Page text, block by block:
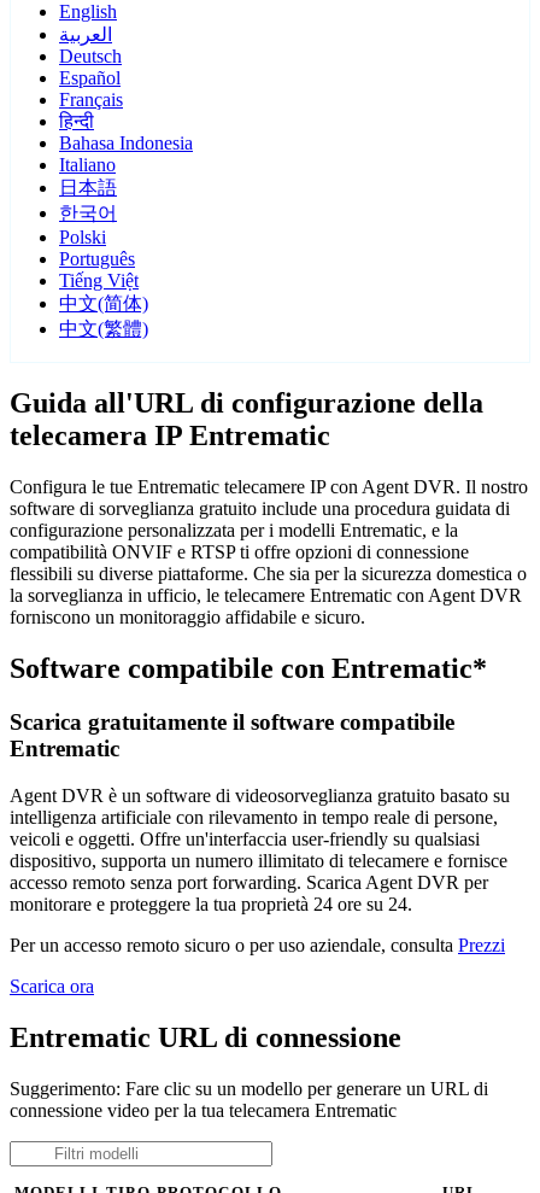
English
العربية
Deutsch
Español
Français
हिन्दी
Bahasa Indonesia
Italiano
日本語
한국어
Polski
Português
Tiếng Việt
中文(简体)
中文(繁體)
Guida all'URL di configurazione della
telecamera IP Entrematic
Configura le tue Entrematic telecamere IP con Agent DVR. Il nostro
software di sorveglianza gratuito include una procedura guidata di
configurazione personalizzata per i modelli Entrematic, e la
compatibilità ONVIF e RTSP ti offre opzioni di connessione
flessibili su diverse piattaforme. Che sia per la sicurezza domestica o
la sorveglianza in ufficio, le telecamere Entrematic con Agent DVR
forniscono un monitoraggio affidabile e sicuro.
Software compatibile con Entrematic*
Scarica gratuitamente il software compatibile
Entrematic
Agent DVR è un software di videosorveglianza gratuito basato su
intelligenza artificiale con rilevamento in tempo reale di persone,
veicoli e oggetti. Offre un'interfaccia user-friendly su qualsiasi
dispositivo, supporta un numero illimitato di telecamere e fornisce
accesso remoto senza port forwarding. Scarica Agent DVR per
monitorare e proteggere la tua proprietà 24 ore su 24.
Per un accesso remoto sicuro o per uso aziendale, consulta Prezzi
Scarica ora
Entrematic URL di connessione
Suggerimento: Fare clic su un modello per generare un URL di
connessione video per la tua telecamera Entrematic